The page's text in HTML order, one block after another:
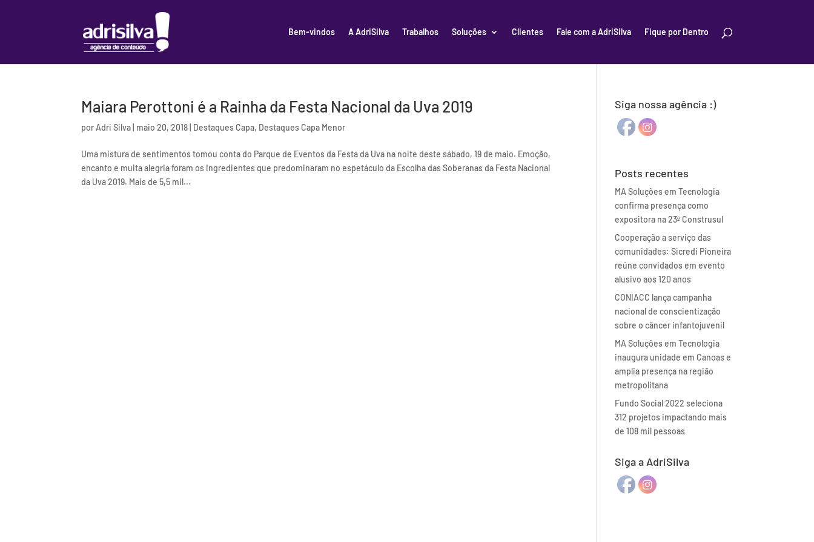
Bem-vindos A AdriSilva Trabalhos Soluções Clientes Fale com a AdriSilva Fique por Dentro
Maiara Perottoni é a Rainha da Festa Nacional da Uva 2019
porAdri Silva maio 20, 2018 Destaques Capa, Destaques Capa Menor
Uma mistura de sentimentos tomou conta do Parque de Eventos da Festa da Uva na noite deste sábado, 19 de maio. Emoção,
encanto e muita alegria foram os ingredientes que predominaram no espetáculo da Escolha das Soberanas da Festa Nacional
da Uva 2019. Mais de 5,5 mil...
Siga nossa agência :)
Posts recentes
MA Soluções em Tecnologia
confirma presença como
expositora na 23ª Construsul
Cooperação a serviço das
comunidades: Sicredi Pioneira
reúne convidados em evento
alusivo aos 120 anos
CONIACC lança campanha
nacional de conscientização
sobre o câncer infantojuvenil
MA Soluções em Tecnologia
inaugura unidade em Canoas e
amplia presença na região
metropolitana
Fundo Social 2022 seleciona
312 projetos impactando mais
de 108 mil pessoas
Siga a AdriSilva